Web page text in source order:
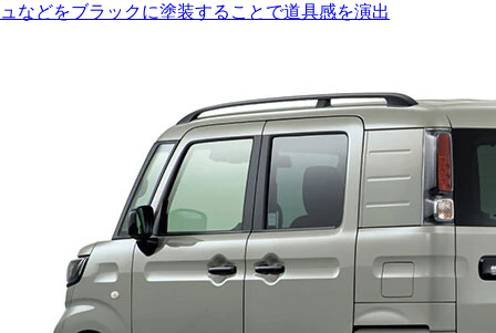
ュなどをブラックに塗装することで道具感を演出